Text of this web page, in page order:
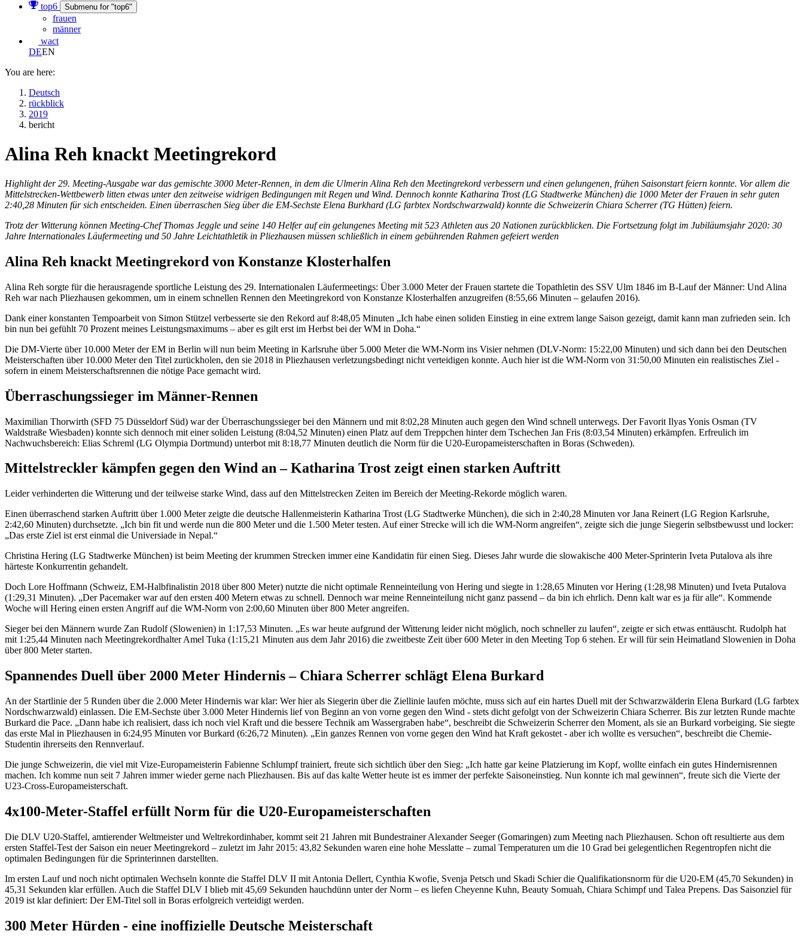
top6
Submenu for "top6"
frauen
männer
wact
DEEN
You are here:
Deutsch
rückblick
2019
bericht
Alina Reh knackt Meetingrekord
Highlight der 29. Meeting-Ausgabe war das gemischte 3000 Meter-Rennen, in dem die Ulmerin Alina Reh den Meetingrekord verbessern und einen gelungenen, frühen Saisonstart feiern konnte. Vor allem die
Mittelstrecken-Wettbewerb litten etwas unter den zeitweise widrigen Bedingungen mit Regen und Wind. Dennoch konnte Katharina Trost (LG Stadtwerke München) die 1000 Meter der Frauen in sehr guten
2:40,28 Minuten für sich entscheiden. Einen überraschen Sieg über die EM-Sechste Elena Burkhard (LG farbtex Nordschwarzwald) konnte die Schweizerin Chiara Scherrer (TG Hütten) feiern.
Trotz der Witterung können Meeting-Chef Thomas Jeggle und seine 140 Helfer auf ein gelungenes Meeting mit 523 Athleten aus 20 Nationen zurückblicken. Die Fortsetzung folgt im Jubiläumsjahr 2020: 30
Jahre Internationales Läufermeeting und 50 Jahre Leichtathletik in Pliezhausen müssen schließlich in einem gebührenden Rahmen gefeiert werden
Alina Reh knackt Meetingrekord von Konstanze Klosterhalfen
Alina Reh sorgte für die herausragende sportliche Leistung des 29. Internationalen Läufermeetings: Über 3.000 Meter der Frauen startete die Topathletin des SSV Ulm 1846 im B-Lauf der Männer: Und Alina
Reh war nach Pliezhausen gekommen, um in einem schnellen Rennen den Meetingrekord von Konstanze Klosterhalfen anzugreifen (8:55,66 Minuten – gelaufen 2016).
Dank einer konstanten Tempoarbeit von Simon Stützel verbesserte sie den Rekord auf 8:48,05 Minuten „Ich habe einen soliden Einstieg in eine extrem lange Saison gezeigt, damit kann man zufrieden sein. Ich
bin nun bei gefühlt 70 Prozent meines Leistungsmaximums – aber es gilt erst im Herbst bei der WM in Doha.“
Die DM-Vierte über 10.000 Meter der EM in Berlin will nun beim Meeting in Karlsruhe über 5.000 Meter die WM-Norm ins Visier nehmen (DLV-Norm: 15:22,00 Minuten) und sich dann bei den Deutschen
Meisterschaften über 10.000 Meter den Titel zurückholen, den sie 2018 in Pliezhausen verletzungsbedingt nicht verteidigen konnte. Auch hier ist die WM-Norm von 31:50,00 Minuten ein realistisches Ziel -
sofern in einem Meisterschaftsrennen die nötige Pace gemacht wird.
Überraschungssieger im Männer-Rennen
Maximilian Thorwirth (SFD 75 Düsseldorf Süd) war der Überraschungssieger bei den Männern und mit 8:02,28 Minuten auch gegen den Wind schnell unterwegs. Der Favorit Ilyas Yonis Osman (TV
Waldstraße Wiesbaden) konnte sich dennoch mit einer soliden Leistung (8:04,52 Minuten) einen Platz auf dem Treppchen hinter dem Tschechen Jan Fris (8:03,54 Minuten) erkämpfen. Erfreulich im
Nachwuchsbereich: Elias Schreml (LG Olympia Dortmund) unterbot mit 8:18,77 Minuten deutlich die Norm für die U20-Europameisterschaften in Boras (Schweden).
Mittelstreckler kämpfen gegen den Wind an – Katharina Trost zeigt einen starken Auftritt
Leider verhinderten die Witterung und der teilweise starke Wind, dass auf den Mittelstrecken Zeiten im Bereich der Meeting-Rekorde möglich waren.
Einen überraschend starken Auftritt über 1.000 Meter zeigte die deutsche Hallenmeisterin Katharina Trost (LG Stadtwerke München), die sich in 2:40,28 Minuten vor Jana Reinert (LG Region Karlsruhe,
2:42,60 Minuten) durchsetzte. „Ich bin fit und werde nun die 800 Meter und die 1.500 Meter testen. Auf einer Strecke will ich die WM-Norm angreifen“, zeigte sich die junge Siegerin selbstbewusst und locker:
„Das erste Ziel ist erst einmal die Universiade in Nepal.“
Christina Hering (LG Stadtwerke München) ist beim Meeting der krummen Strecken immer eine Kandidatin für einen Sieg. Dieses Jahr wurde die slowakische 400 Meter-Sprinterin Iveta Putalova als ihre
härteste Konkurrentin gehandelt.
Doch Lore Hoffmann (Schweiz, EM-Halbfinalistin 2018 über 800 Meter) nutzte die nicht optimale Renneinteilung von Hering und siegte in 1:28,65 Minuten vor Hering (1:28,98 Minuten) und Iveta Putalova
(1:29,31 Minuten). „Der Pacemaker war auf den ersten 400 Metern etwas zu schnell. Dennoch war meine Renneinteilung nicht ganz passend – da bin ich ehrlich. Denn kalt war es ja für alle“. Kommende
Woche will Hering einen ersten Angriff auf die WM-Norm von 2:00,60 Minuten über 800 Meter angreifen.
Sieger bei den Männern wurde Zan Rudolf (Slowenien) in 1:17,53 Minuten. „Es war heute aufgrund der Witterung leider nicht möglich, noch schneller zu laufen“, zeigte er sich etwas enttäuscht. Rudolph hat
mit 1:25,44 Minuten nach Meetingrekordhalter Amel Tuka (1:15,21 Minuten aus dem Jahr 2016) die zweitbeste Zeit über 600 Meter in den Meeting Top 6 stehen. Er will für sein Heimatland Slowenien in Doha
über 800 Meter starten.
Spannendes Duell über 2000 Meter Hindernis – Chiara Scherrer schlägt Elena Burkard
An der Startlinie der 5 Runden über die 2.000 Meter Hindernis war klar: Wer hier als Siegerin über die Ziellinie laufen möchte, muss sich auf ein hartes Duell mit der Schwarzwälderin Elena Burkard (LG farbtex
Nordschwarzwald) einlassen. Die EM-Sechste über 3.000 Meter Hindernis lief von Beginn an von vorne gegen den Wind - stets dicht gefolgt von der Schweizerin Chiara Scherrer. Bis zur letzten Runde machte
Burkard die Pace. „Dann habe ich realisiert, dass ich noch viel Kraft und die bessere Technik am Wassergraben habe“, beschreibt die Schweizerin Scherrer den Moment, als sie an Burkard vorbeiging. Sie siegte
das erste Mal in Pliezhausen in 6:24,95 Minuten vor Burkard (6:26,72 Minuten). „Ein ganzes Rennen von vorne gegen den Wind hat Kraft gekostet - aber ich wollte es versuchen“, beschreibt die Chemie-
Studentin ihrerseits den Rennverlauf.
Die junge Schweizerin, die viel mit Vize-Europameisterin Fabienne Schlumpf trainiert, freute sich sichtlich über den Sieg: „Ich hatte gar keine Platzierung im Kopf, wollte einfach ein gutes Hindernisrennen
machen. Ich komme nun seit 7 Jahren immer wieder gerne nach Pliezhausen. Bis auf das kalte Wetter heute ist es immer der perfekte Saisoneinstieg. Nun konnte ich mal gewinnen“, freute sich die Vierte der
U23-Cross-Europameisterschaft.
4x100-Meter-Staffel erfüllt Norm für die U20-Europameisterschaften
Die DLV U20-Staffel, amtierender Weltmeister und Weltrekordinhaber, kommt seit 21 Jahren mit Bundestrainer Alexander Seeger (Gomaringen) zum Meeting nach Pliezhausen. Schon oft resultierte aus dem
ersten Staffel-Test der Saison ein neuer Meetingrekord – zuletzt im Jahr 2015: 43,82 Sekunden waren eine hohe Messlatte – zumal Temperaturen um die 10 Grad bei gelegentlichen Regentropfen nicht die
optimalen Bedingungen für die Sprinterinnen darstellten.
Im ersten Lauf und noch nicht optimalen Wechseln konnte die Staffel DLV II mit Antonia Dellert, Cynthia Kwofie, Svenja Petsch und Skadi Schier die Qualifikationsnorm für die U20-EM (45,70 Sekunden) in
45,31 Sekunden klar erfüllen. Auch die Staffel DLV I blieb mit 45,69 Sekunden hauchdünn unter der Norm – es liefen Cheyenne Kuhn, Beauty Somuah, Chiara Schimpf und Talea Prepens. Das Saisonziel für
2019 ist klar definiert: Der EM-Titel soll in Boras erfolgreich verteidigt werden.
300 Meter Hürden - eine inoffizielle Deutsche Meisterschaft